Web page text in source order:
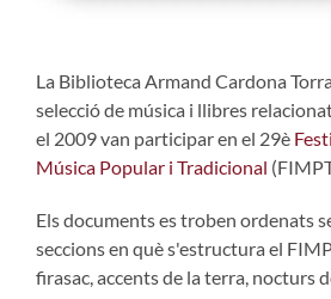
La Biblioteca Armand Cardona
selecció de música i llibres
el 2009 van participar en el 29è
Música Popular i Tradicional
Els documents es troben ordenats
seccions en què s'estructura el
firasac, accents de la terra, nocturs